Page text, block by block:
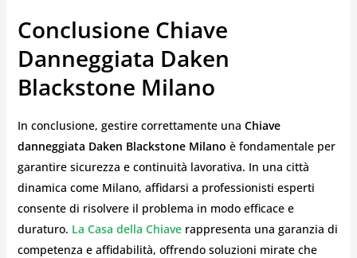
Conclusione Chiave
Danneggiata Daken
Blackstone Milano
In conclusione, gestire correttamente una Chiave
danneggiata Daken Blackstone Milano è fondamentale per
garantire sicurezza e continuità lavorativa. In una città
dinamica come Milano, affidarsi a professionisti esperti
consente di risolvere il problema in modo efficace e
duraturo. La Casa della Chiaverappresenta una garanzia di
competenza e affidabilità, offrendo soluzioni mirate che